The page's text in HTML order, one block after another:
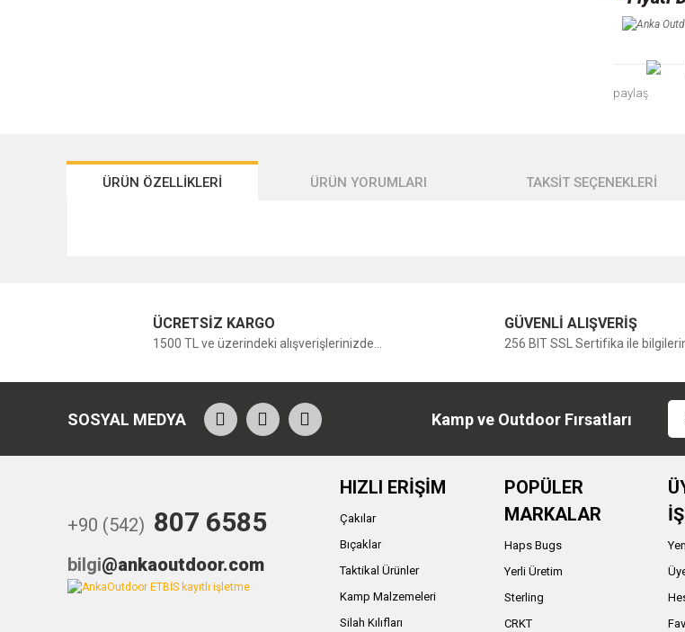
paylaş
ÜRÜN ÖZELLİKLERİ ÜRÜN YORUMLARI TAKSİT SEÇENEKLERİ
Bu ürüne ilk yorumu siz yapın!
ÜCRETSİZ KARGO
1500 TL ve üzerindeki alışverişlerinizde...
GÜVENLİ ALIŞVERİŞ
256 BIT SSL Sertifika ile
SOSYAL MEDYA Kamp ve Outdoor Fırsatları
+90 (542) 807 6585
bilgi@ankaoutdoor.com
HIZLI ERİŞİM
Çakılar
Bıçaklar
Taktikal Ürünler
Kamp Malzemeleri
Silah Kılıfları
POPÜLER
MARKALAR
Haps Bugs
Yerli Üretim
Sterling
CRKT